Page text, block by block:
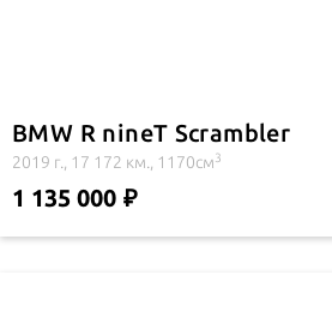
BMW R nineT Scrambler
2019 г., 17 172 км., 1170см3
1 135 000